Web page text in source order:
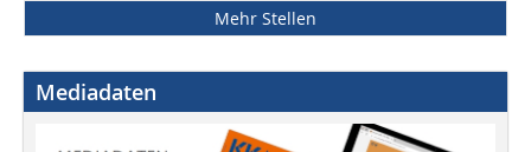
Mehr Stellen
Mediadaten